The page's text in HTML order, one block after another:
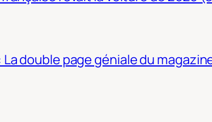
double page géniale du